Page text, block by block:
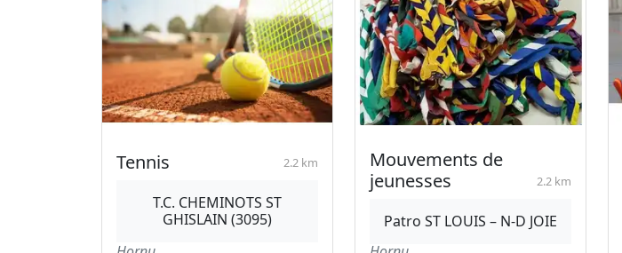
Tennis 2.2 km
T.C. CHEMINOTS ST
GHISLAIN (3095)
Mouvements de
jeunesses
2.2 km
Patro ST LOUIS – N-D JOIE